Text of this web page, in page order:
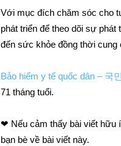
Với mục đích chăm sóc cho
phát triển để theo dõi sự
đến sức khỏe đồng thời
Bảo hiểm y tế quốc dân – 국
71 tháng tuổi.
❤ Nếu cảm thấy bài viết hữu
bạn bè về bài viết này.